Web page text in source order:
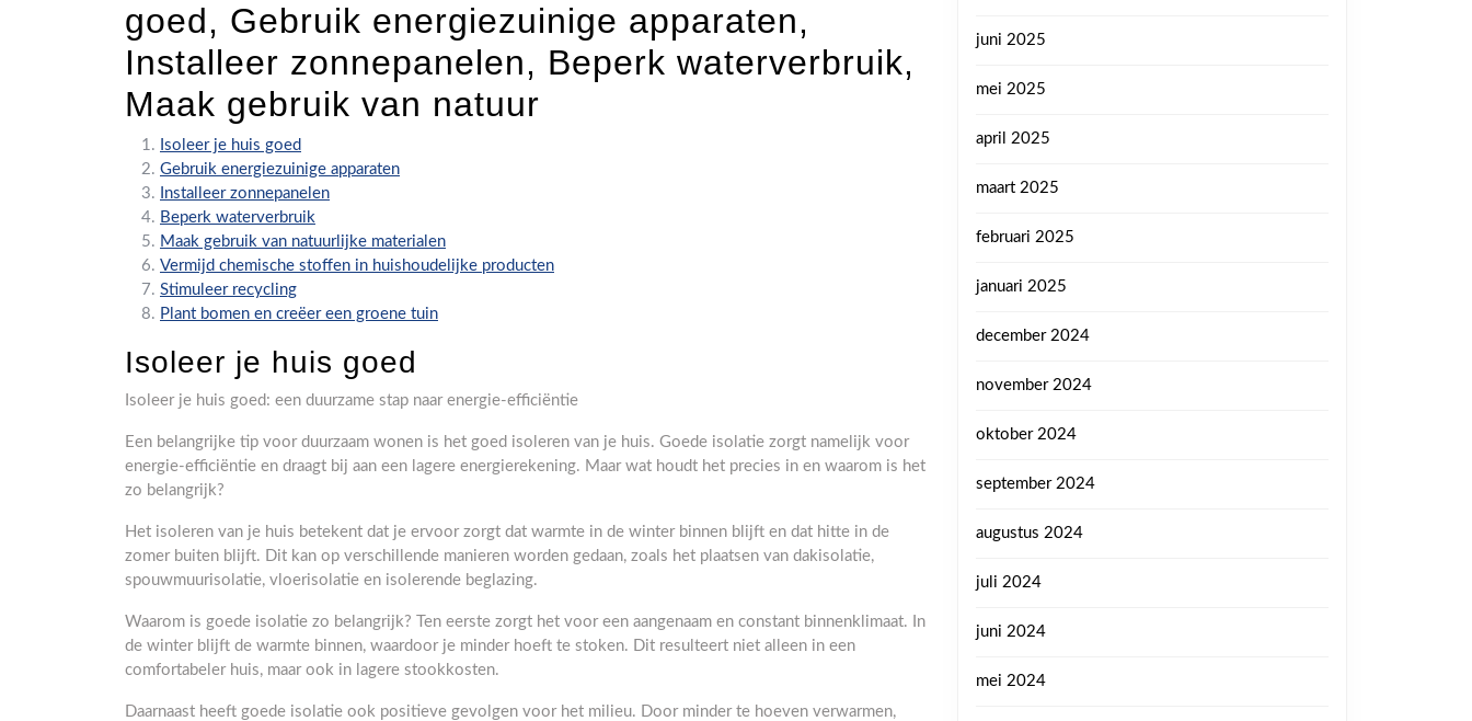
goed, Gebruik energiezuinige apparaten,
Installeer zonnepanelen, Beperk waterverbruik,
Maak gebruik van natuur
Isoleer je huis goed
Gebruik energiezuinige apparaten
Installeer zonnepanelen
Beperk waterverbruik
Maak gebruik van natuurlijke materialen
Vermijd chemische stoffen in huishoudelijke producten
Stimuleer recycling
Plant bomen en creëer een groene tuin
Isoleer je huis goed
Isoleer je huis goed: een duurzame stap naar energie-efficiëntie
Een belangrijke tip voor duurzaam wonen is het goed isoleren van je huis. Goede isolatie zorgt namelijk voor
energie-efficiëntie en draagt bij aan een lagere energierekening. Maar wat houdt het precies in en waarom is het
zo belangrijk?
Het isoleren van je huis betekent dat je ervoor zorgt dat warmte in de winter binnen blijft en dat hitte in de
zomer buiten blijft. Dit kan op verschillende manieren worden gedaan, zoals het plaatsen van dakisolatie,
spouwmuurisolatie, vloerisolatie en isolerende beglazing.
Waarom is goede isolatie zo belangrijk? Ten eerste zorgt het voor een aangenaam en constant binnenklimaat. In
de winter blijft de warmte binnen, waardoor je minder hoeft te stoken. Dit resulteert niet alleen in een
comfortabeler huis, maar ook in lagere stookkosten.
Daarnaast heeft goede isolatie ook positieve gevolgen voor het milieu. Door minder te hoeven verwarmen,
juni 2025
mei 2025
april 2025
maart 2025
februari 2025
januari 2025
december 2024
november 2024
oktober 2024
september 2024
augustus 2024
juli 2024
juni 2024
mei 2024